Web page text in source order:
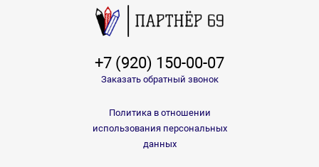
+7 (920) 150-00-07
Заказать обратный звонок
Политика в отношении
использования персональных
данных